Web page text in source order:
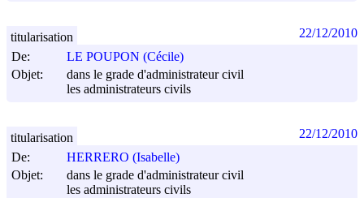
De:
LE POUPON (Cécile)
Objet:
dans le grade d'administrateur civil
les administrateurs civils
titularisation 22/12/2010
De:
HERRERO (Isabelle)
Objet:
dans le grade d'administrateur civil
les administrateurs civils
titularisation 22/12/2010